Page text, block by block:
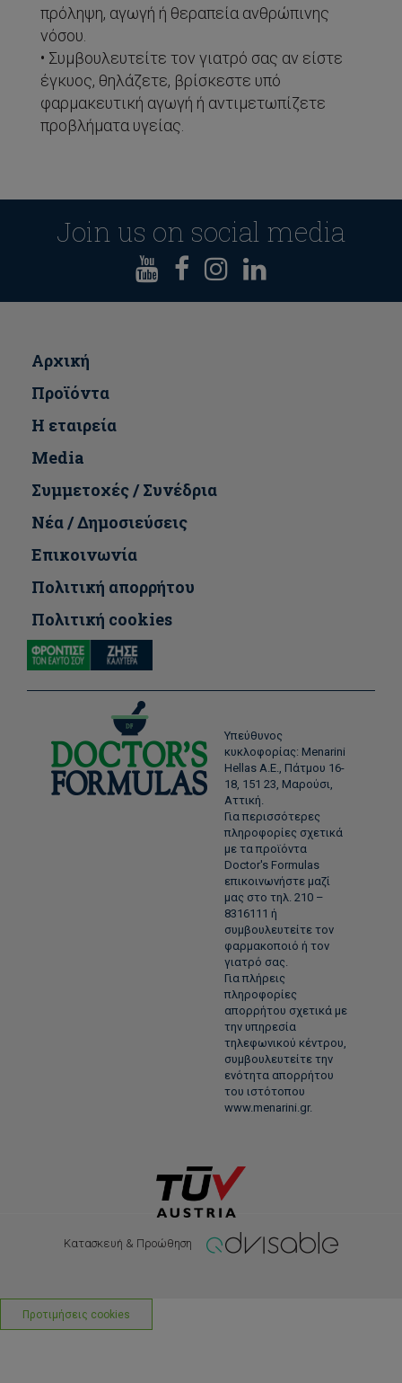
πρόληψη, αγωγή ή θεραπεία ανθρώπινης
νόσου.
• Συμβουλευτείτε τον γιατρό σας αν είστε
έγκυος, θηλάζετε, βρίσκεστε υπό
φαρμακευτική αγωγή ή αντιμετωπίζετε
προβλήματα υγείας.
Join us on social media
Αρχική
Προϊόντα
Η εταιρεία
Media
Συμμετοχές / Συνέδρια
Νέα / Δημοσιεύσεις
Επικοινωνία
Πολιτική απορρήτου
Πολιτική cookies
Υπεύθυνος
κυκλοφορίας: Menarini
Hellas Α.Ε., Πάτμου 16-
18, 151 23, Μαρούσι,
Αττική.
Για περισσότερες
πληροφορίες σχετικά
με τα προϊόντα
Doctor's Formulas
επικοινωνήστε μαζί
μας στο τηλ. 210 –
8316111 ή
συμβουλευτείτε τον
φαρμακοποιό ή τον
γιατρό σας.
Για πλήρεις
πληροφορίες
απορρήτου σχετικά με
την υπηρεσία
τηλεφωνικού κέντρου,
συμβουλευτείτε την
ενότητα απορρήτου
του ιστότοπου
www.menarini.gr.
Κατασκευή & Προώθηση
Προτιμήσεις cookies